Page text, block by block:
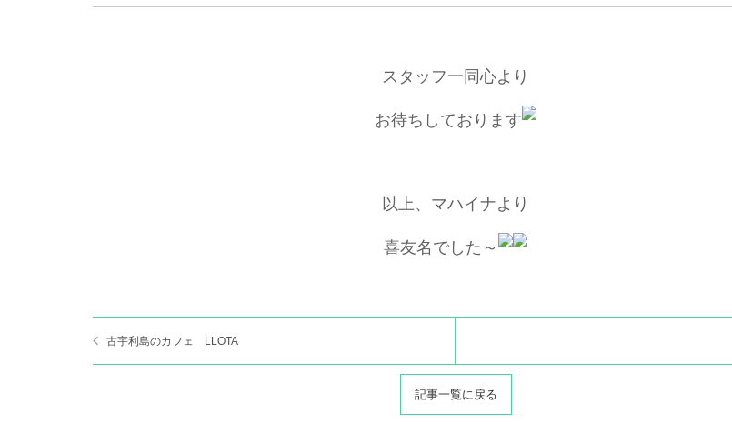
スタッフ一同心より
お待ちしております
以上、マハイナより
喜友名でした～
古宇利島のカフェ LLOTA
記事一覧に戻る